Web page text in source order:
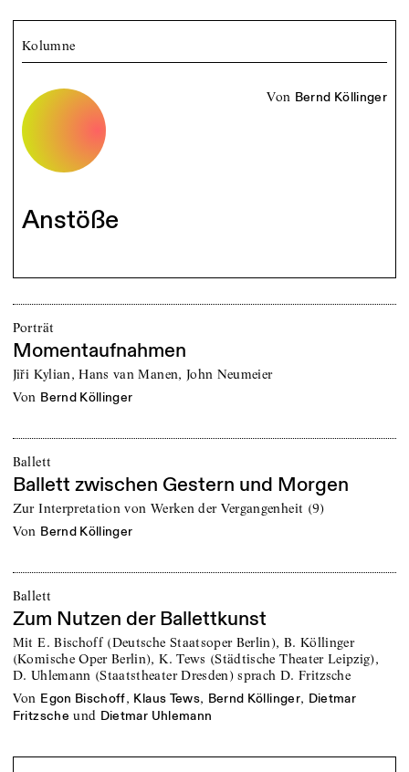
Kolumne
von Bernd Köllinger
Anstöße
Porträt
Momentaufnahmen
Jiři Kylian, Hans van Manen, John Neumeier
von Bernd Köllinger
Ballett
Ballett zwischen Gestern und Morgen
Zur Interpretation von Werken der Vergangenheit (9)
von Bernd Köllinger
Ballett
Zum Nutzen der Ballettkunst
Mit E. Bischoff (Deutsche Staatsoper Berlin), B. Köllinger
(Komische Oper Berlin), K. Tews (Städtische Theater Leipzig),
D. Uhlemann (Staatstheater Dresden) sprach D. Fritzsche
von Egon Bischoff, Klaus Tews, Bernd Köllinger, Dietmar
Fritzsche und Dietmar Uhlemann